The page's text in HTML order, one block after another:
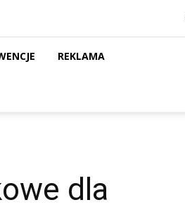
REKLAMA
dla